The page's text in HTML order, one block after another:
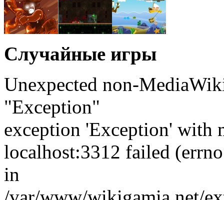
Случайные игры
Unexpected non-
"Exception"
exception 'Exception' with
localhost:3312 failed
in